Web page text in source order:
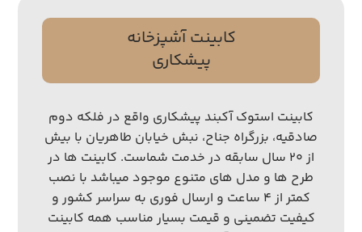
کابینت آشپزخانه
پیشکاری
کابینت استوک آکبند پیشکاری واقع در فلکه دوم
صادقیه، بزرگراه جناح، نبش خیابان طاهریان با بیش
از ۲۰ سال سابقه در خدمت شماست. کابینت ها در
طرح ها و مدل های متنوع موجود میباشد با نصب
کمتر از ۴ ساعت و ارسال فوری به سراسر کشور و
کیفیت تضمینی و قیمت بسیار مناسب همه کابینت